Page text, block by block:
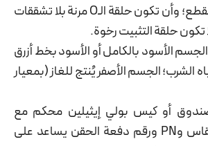
من تغيّر المقطع؛ وأن تكون حلقة الـO مرنة بلا تشققات
حلقة التثبيت رخوة.
الأسود بالكامل أو الأسود بخط أزرق
الجسم الأصفر يُنتج للغاز (بمعيار
أو كيس بولي إيثيلين محكم مع
توضيح المقاس وPN ورقم دفعة الحقن يساعد على